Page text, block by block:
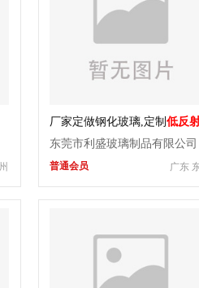
厂家定做钢化玻璃,定制 低反
璃专业加工
东莞市利盛玻璃制品有限公司
广东
普通会员